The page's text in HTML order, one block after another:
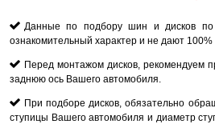
Данные по подбору шин и дисков по
ознакомительный характер и не дают
Перед монтажом дисков, рекомендуем
заднюю ось Вашего автомобиля.
При подборе дисков, обязательно
ступицы Вашего автомобиля и диаметр